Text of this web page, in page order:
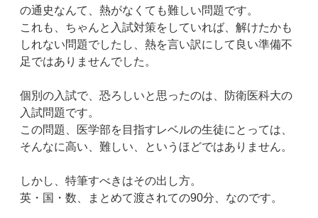
の通史なんて、熱がなくても難しい問題です。
これも、ちゃんと入試対策をしていれば、解けたかも
しれない問題でしたし、熱を言い訳にして良い準備不
足ではありませんでした。
個別の入試で、恐ろしいと思ったのは、防衛医科大の
入試問題です。
この問題、医学部を目指すレベルの生徒にとっては、
そんなに高い、難しい、というほどではありません。
しかし、特筆すべきはその出し方。
英・国・数、まとめて渡されての90分、なのです。